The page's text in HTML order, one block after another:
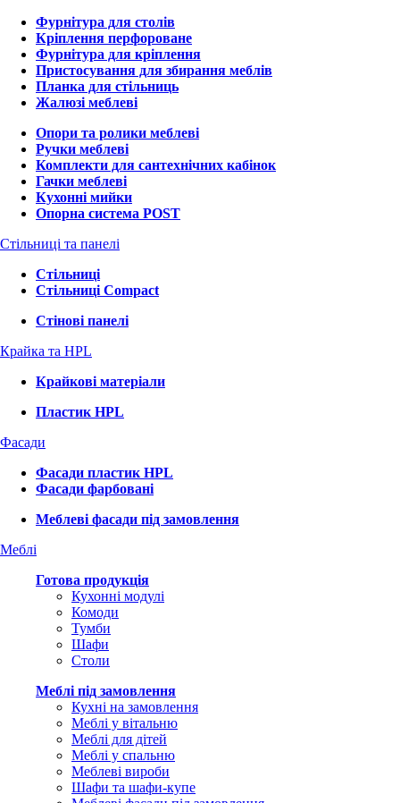
Фурнітура для столів
Кріплення перфороване
Фурнітура для кріплення
Пристосування для збирання меблів
Планка для стільниць
Жалюзі меблеві
Опори та ролики меблеві
Ручки меблеві
Комплекти для сантехнічних кабінок
Гачки меблеві
Кухонні мийки
Опорна система POST
Стільниці та панелі
Стільниці
Стільниці Compact
Стінові панелі
Крайка та HPL
Крайкові матеріали
Пластик HPL
Фасади
Фасади пластик HPL
Фасади фарбовані
Меблеві фасади під замовлення
Меблі
Готова продукція
Кухонні модулі
Комоди
Тумби
Шафи
Столи
Меблі під замовлення
Кухні на замовлення
Меблі у вітальню
Меблі для дітей
Меблі у спальню
Меблеві вироби
Шафи та шафи-купе